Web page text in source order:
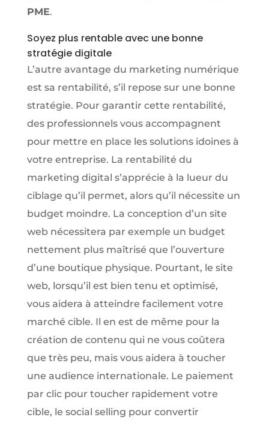
PME.
Soyez plus rentable avec une bonne
stratégie digitale
L’autre avantage du marketing numérique
est sa rentabilité, s’il repose sur une bonne
stratégie. Pour garantir cette rentabilité,
des professionnels vous accompagnent
pour mettre en place les solutions idoines à
votre entreprise. La rentabilité du
marketing digital s’apprécie à la lueur du
ciblage qu’il permet, alors qu’il nécessite un
budget moindre. La conception d’un site
web nécessitera par exemple un budget
nettement plus maîtrisé que l’ouverture
d’une boutique physique. Pourtant, le site
web, lorsqu’il est bien tenu et optimisé,
vous aidera à atteindre facilement votre
marché cible. Il en est de même pour la
création de contenu qui ne vous coûtera
que très peu, mais vous aidera à toucher
une audience internationale. Le paiement
par clic pour toucher rapidement votre
cible, le social selling pour convertir